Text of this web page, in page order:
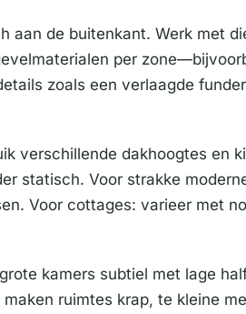
aan de buitenkant. Werk met
per
zoals een verlaagde
verschillende dakhoogtes
statisch. Voor strakke
Voor cottages: varieer met
kamers subtiel met lage
ruimtes krap, te kleine